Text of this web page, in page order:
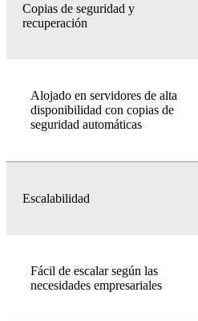
Copias de seguridad y
recuperación
Alojado en servidores de alta
disponibilidad con copias de
seguridad automáticas
Escalabilidad
Fácil de escalar según las
necesidades empresariales